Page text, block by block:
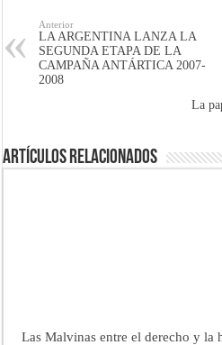
Anterior
LA ARGENTINA LANZA LA
SEGUNDA ETAPA DE LA
CAMPAÑA ANTÁRTICA 2007-
2008
La
Artículos Relacionados
Las Malvinas entre el derecho y la